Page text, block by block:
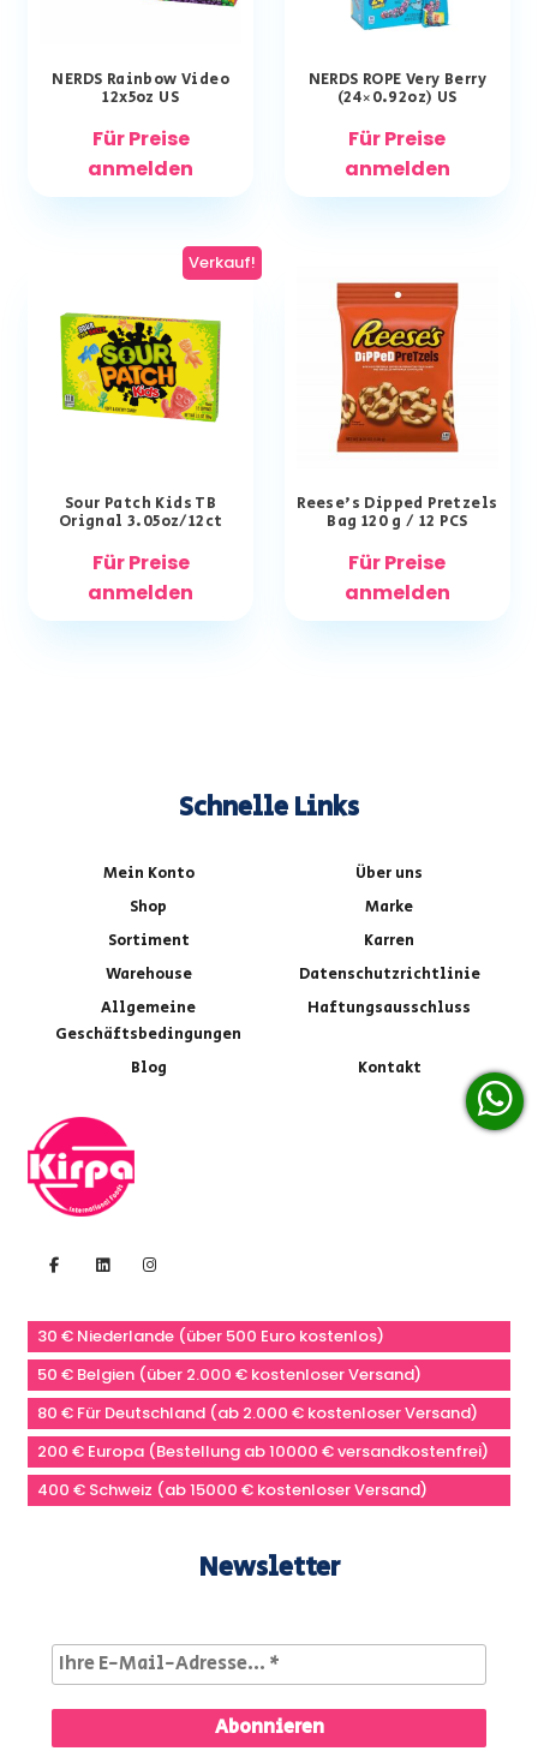
NERDS Rainbow Video
12x5oz US
Für Preise
anmelden
NERDS ROPE Very Berry
(24×0.92oz) US
Für Preise
anmelden
Verkauf!
Sour Patch Kids TB
Orignal 3.05oz/12ct
Für Preise
anmelden
Reese’s Dipped Pretzels
Bag 120 g / 12 PCS
Für Preise
anmelden
Schnelle Links
Mein Konto
Über uns
Shop
Marke
Sortiment
Karren
Warehouse
Datenschutzrichtlinie
Allgemeine
Geschäftsbedingungen
Haftungsausschluss
Blog Kontakt
30 € Niederlande (über 500 Euro kostenlos)
50 € Belgien (über 2.000 € kostenloser Versand)
80 € Für Deutschland (ab 2.000 € kostenloser Versand)
200 € Europa (Bestellung ab 10000 € versandkostenfrei)
400 € Schweiz (ab 15000 € kostenloser Versand)
Newsletter